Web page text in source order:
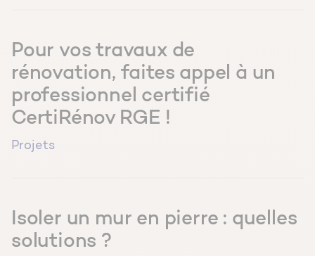
Pour vos travaux de
rénovation, faites appel à un
professionnel certifié
CertiRénov RGE !
Projets
Isoler un mur en pierre : quelles
solutions ?